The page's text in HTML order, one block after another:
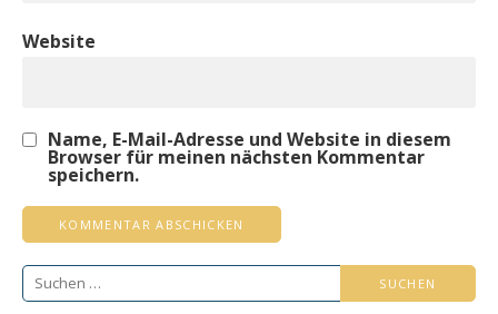
Website
Name, E-Mail-Adresse und Website in diesem
Browser für meinen nächsten Kommentar
speichern.
Suchen